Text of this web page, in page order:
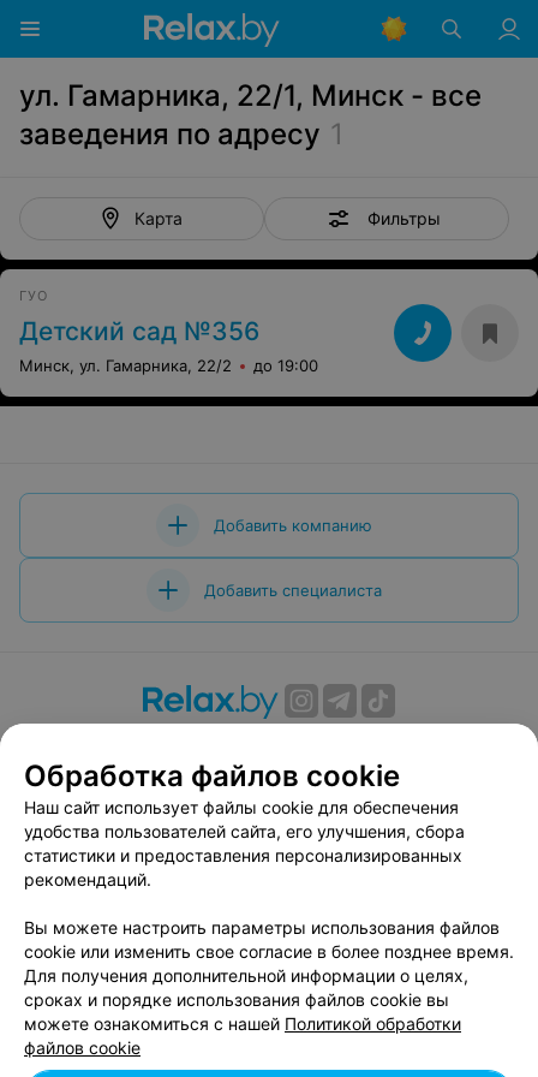
ул. Гамарника, 22/1, Минск - все
заведения по адресу 1
Карта Фильтры
ГУО
Детский сад №356
Минск, ул. Гамарника, 22/2 до 19:00
Добавить компанию
Добавить специалиста
Вакансии
Публичный договор
Способы оплаты
Публичный договор по использованию сервиса
«Афиша»
Пользовательское соглашение
Связаться по вопросам сотрудничества
Написать руководителю relax.by
Персональные настройки cookie
Обработка персональных данных
Обработка файлов cookie
Наш сайт использует файлы cookie для обеспечения
удобства пользователей сайта, его улучшения, сбора
статистики и предоставления персонализированных
рекомендаций.
Вы можете настроить параметры использования файлов
cookie или изменить свое согласие в более позднее время.
Для получения дополнительной информации о целях,
сроках и порядке использования файлов cookie вы
можете ознакомиться с нашей Политикой обработки
файлов cookie